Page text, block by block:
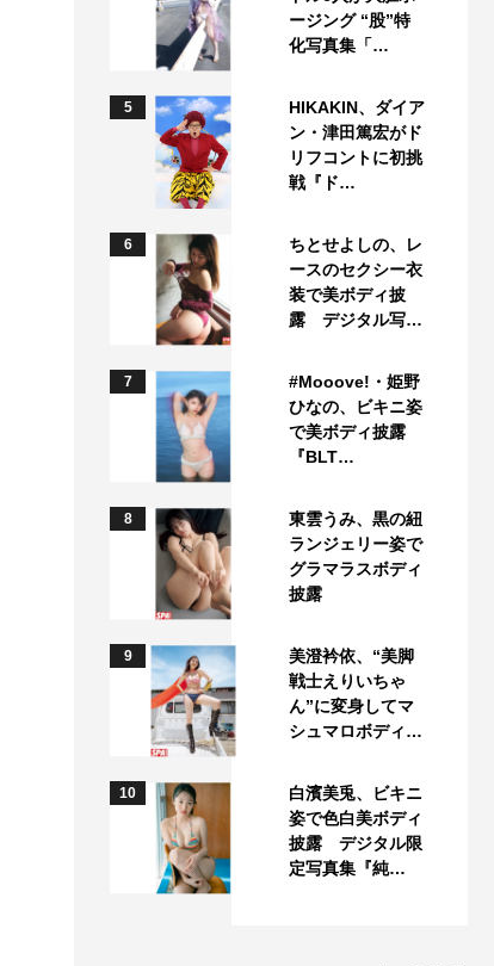
ージング “股”特
化写真集「…
5
HIKAKIN、ダイア
ン・津田篤宏がド
リフコントに初挑
戦『ド…
6
ちとせよしの、レ
ースのセクシー衣
装で美ボディ披
露 デジタル写…
7
#Mooove!・姫野
ひなの、ビキニ姿
で美ボディ披露
『BLT…
8
東雲うみ、黒の紐
ランジェリー姿で
グラマラスボディ
披露
9
美澄衿依、“美脚
戦士えりいちゃ
ん”に変身してマ
シュマロボディ…
10
白濱美兎、ビキニ
姿で色白美ボディ
披露 デジタル限
定写真集『純…